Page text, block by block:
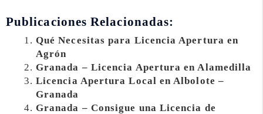
Publicaciones Relacionadas:
Qué Necesitas para Licencia Apertura en
Agrón
Granada – Licencia Apertura en Alamedilla
Licencia Apertura Local en Albolote –
Granada
Granada – Consigue una Licencia de